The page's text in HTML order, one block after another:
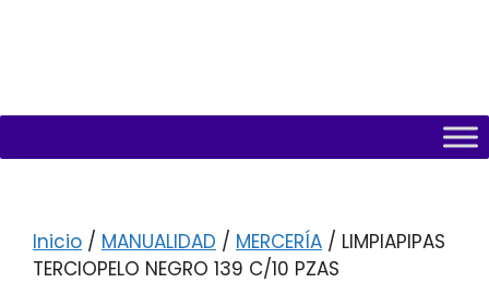
Inicio / MANUALIDAD / MERCERÍA / LIMPIAPIPAS
TERCIOPELO NEGRO 139 C/10 PZAS